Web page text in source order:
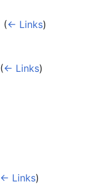
(← Links)
(← Links)
← Links)